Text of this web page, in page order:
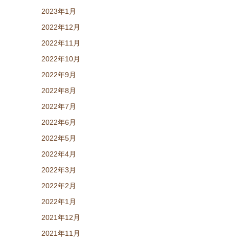
2023年1月
2022年12月
2022年11月
2022年10月
2022年9月
2022年8月
2022年7月
2022年6月
2022年5月
2022年4月
2022年3月
2022年2月
2022年1月
2021年12月
2021年11月